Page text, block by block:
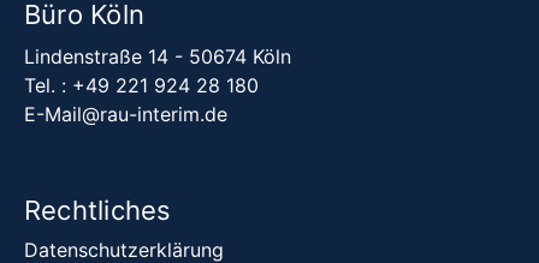
Büro Köln
Lindenstraße 14 - 50674 Köln
Tel. : +49 221 924 28 180
E-Mail@rau-interim.de
Rechtliches
Datenschutzerklärung